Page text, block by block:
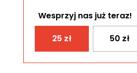
Wesprzyj nas już teraz!
25 zł 50 zł